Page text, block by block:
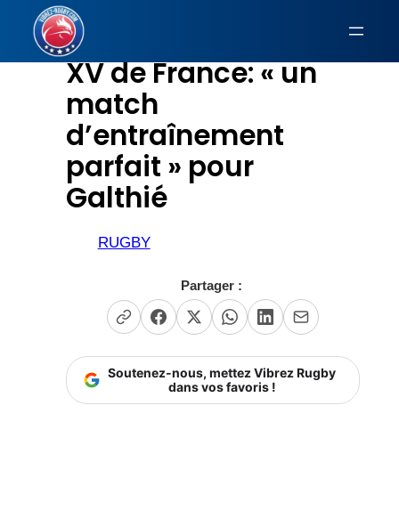
Aller
contenu XV de France: « un
match
d’entraînement
parfait » pour
Galthié
RUGBY
Partager :
Soutenez-nous, mettez Vibrez Rugby
dans vos favoris !